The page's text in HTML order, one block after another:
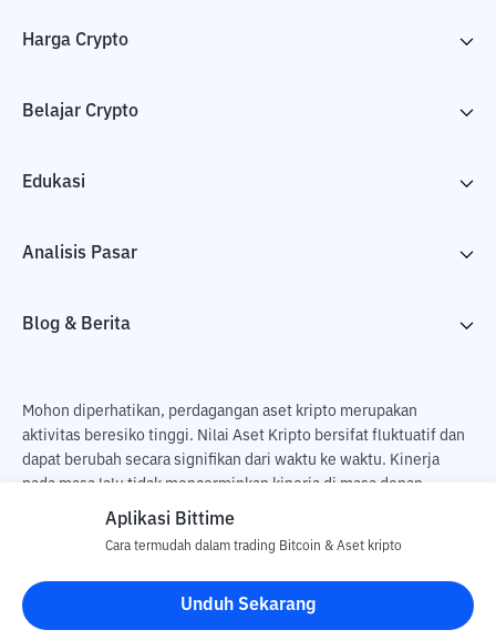
Harga Crypto
Belajar Crypto
Edukasi
Analisis Pasar
Blog & Berita
Mohon diperhatikan, perdagangan aset kripto merupakan
aktivitas beresiko tinggi. Nilai Aset Kripto bersifat fluktuatif dan
dapat berubah secara signifikan dari waktu ke waktu. Kinerja
pada masa lalu tidak mencerminkan kinerja di masa depan.
Terdapat risiko kehilangan sebagai dampak dari membeli dan
pengguna. PT Utama Aset Digital Indonesia (Bittime) tidak
bertanggung jawab atas perubahan fluktuasi dari nilai tukar Aset
Kripto.
Aplikasi Bittime
Cara termudah dalam trading Bitcoin & Aset kripto
Unduh Sekarang